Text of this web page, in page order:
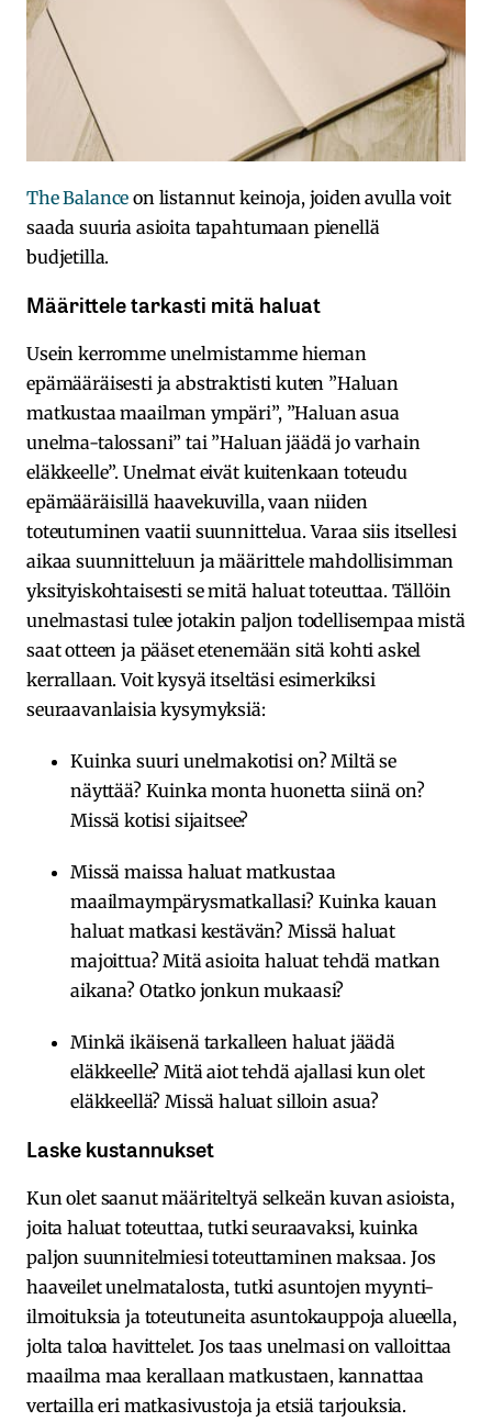
The Balance on listannut keinoja, joiden avulla voit
saada suuria asioita tapahtumaan pienellä
budjetilla.
Määrittele tarkasti mitä haluat
Usein kerromme unelmistamme hieman
epämääräisesti ja abstraktisti kuten ”Haluan
matkustaa maailman ympäri”, ”Haluan asua
unelma-talossani” tai ”Haluan jäädä jo varhain
eläkkeelle”. Unelmat eivät kuitenkaan toteudu
epämääräisillä haavekuvilla, vaan niiden
toteutuminen vaatii suunnittelua. Varaa siis itsellesi
aikaa suunnitteluun ja määrittele mahdollisimman
yksityiskohtaisesti se mitä haluat toteuttaa. Tällöin
unelmastasi tulee jotakin paljon todellisempaa mistä
saat otteen ja pääset etenemään sitä kohti askel
kerrallaan. Voit kysyä itseltäsi esimerkiksi
seuraavanlaisia kysymyksiä:
Kuinka suuri unelmakotisi on? Miltä se
näyttää? Kuinka monta huonetta siinä on?
Missä kotisi sijaitsee?
Missä maissa haluat matkustaa
maailmaympärysmatkallasi? Kuinka kauan
haluat matkasi kestävän? Missä haluat
majoittua? Mitä asioita haluat tehdä matkan
aikana? Otatko jonkun mukaasi?
Minkä ikäisenä tarkalleen haluat jäädä
eläkkeelle? Mitä aiot tehdä ajallasi kun olet
eläkkeellä? Missä haluat silloin asua?
Laske kustannukset
Kun olet saanut määriteltyä selkeän kuvan asioista,
joita haluat toteuttaa, tutki seuraavaksi, kuinka
paljon suunnitelmiesi toteuttaminen maksaa. Jos
haaveilet unelmatalosta, tutki asuntojen myynti-
ilmoituksia ja toteutuneita asuntokauppoja alueella,
jolta taloa havittelet. Jos taas unelmasi on valloittaa
maailma maa kerallaan matkustaen, kannattaa
vertailla eri matkasivustoja ja etsiä tarjouksia.